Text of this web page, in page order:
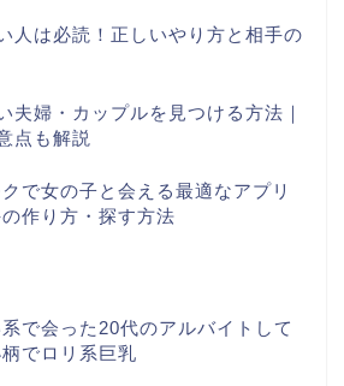
人は必読！正しいやり方と相手の
夫婦・カップルを見つける方法｜
点も解説
で女の子と会える最適なアプリ
作り方・探す方法
で会った20代のアルバイトして
でロリ系巨乳